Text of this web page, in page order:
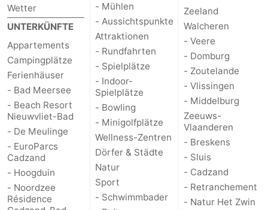
Wetter
UNTERKÜNFTE
Appartements
Campingplätze
Ferienhäuser
- Bad Meersee
- Beach Resort
Nieuwvliet-Bad
- De Meulinge
- EuroParcs
Cadzand
- Hoogduin
- Noordzee
Résidence
- Mühlen
- Aussichtspunkte
Attraktionen
- Rundfahrten
- Spielplätze
- Indoor-
Spielplätze
- Bowling
- Minigolfplätze
Wellness-Zentren
Dörfer & Städte
Natur
Sport
- Schwimmbader
Zeeland
Walcheren
- Veere
- Domburg
- Zoutelande
- Vlissingen
- Middelburg
Zeeuws-
Vlaanderen
- Breskens
- Sluis
- Cadzand
- Retranchement
- Natur Het Zwin